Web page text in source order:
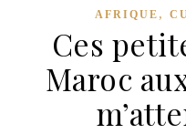
AFRIQUE ,
Ces
Maroc